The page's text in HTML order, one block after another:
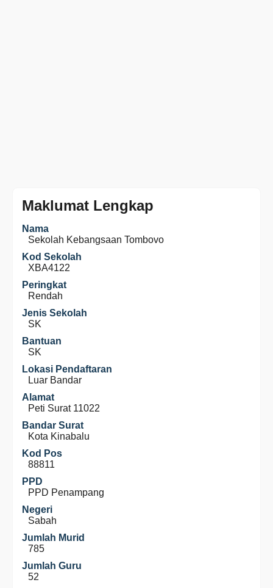
Maklumat Lengkap
Nama
Sekolah Kebangsaan Tombovo
Kod Sekolah
XBA4122
Peringkat
Rendah
Jenis Sekolah
SK
Bantuan
SK
Lokasi Pendaftaran
Luar Bandar
Alamat
Peti Surat 11022
Bandar Surat
Kota Kinabalu
Kod Pos
88811
PPD
PPD Penampang
Negeri
Sabah
Jumlah Murid
785
Jumlah Guru
52